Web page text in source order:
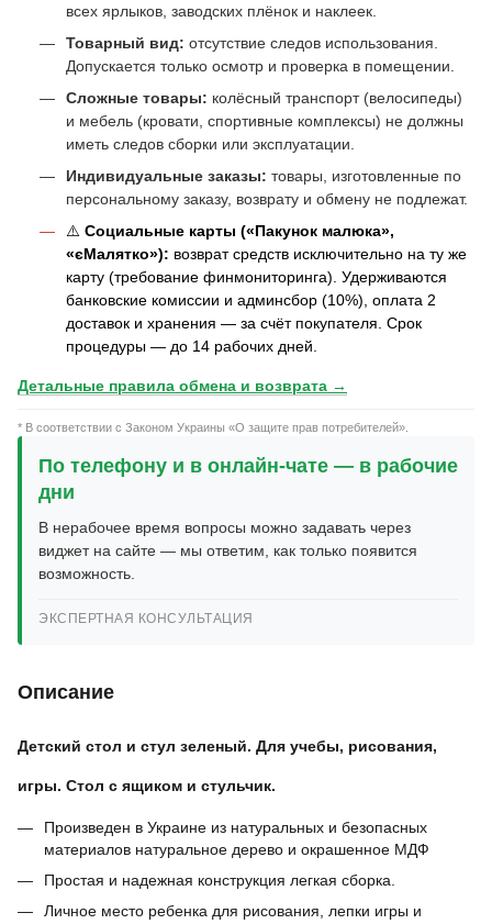
всех ярлыков, заводских плёнок и наклеек.
Товарный вид: отсутствие следов использования.
Допускается только осмотр и проверка в помещении.
Сложные товары: колёсный транспорт (велосипеды)
и мебель (кровати, спортивные комплексы) не должны
иметь следов сборки или эксплуатации.
Индивидуальные заказы: товары, изготовленные по
персональному заказу, возврату и обмену не подлежат.
⚠️ Социальные карты («Пакунок малюка»,
«єМалятко»): возврат средств исключительно на ту же
карту (требование финмониторинга). Удерживаются
банковские комиссии и админсбор (10%), оплата 2
доставок и хранения — за счёт покупателя. Срок
процедуры — до 14 рабочих дней.
Детальные правила обмена и возврата →
* В соответствии с Законом Украины «О защите прав потребителей».
По телефону и в онлайн-чате — в рабочие
дни
В нерабочее время вопросы можно задавать через
виджет на сайте — мы ответим, как только появится
возможность.
ЭКСПЕРТНАЯ КОНСУЛЬТАЦИЯ
Описание
Детский стол и стул зеленый. Для учебы, рисования,
игры. Стол с ящиком и стульчик.
Произведен в Украине из натуральных и безопасных
материалов натуральное дерево и окрашенное МДФ
Простая и надежная конструкция легкая сборка.
Личное место ребенка для рисования, лепки игры и